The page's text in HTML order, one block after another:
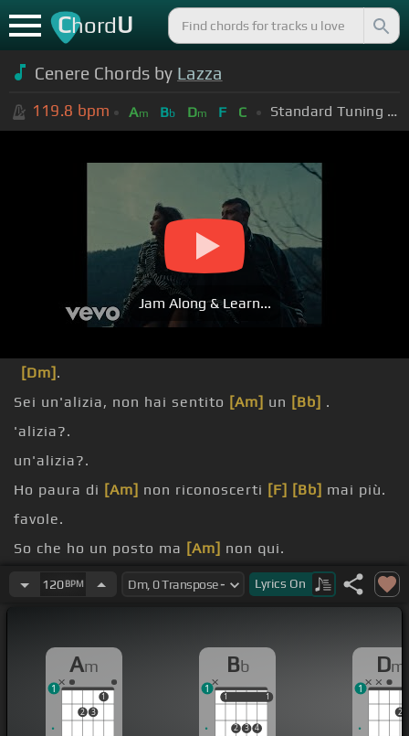
ChordU
Cenere Chords by Lazza
119.8 bpm Am Bb Dm F C Standard Tuning (EADGBE)
Jam Along & Learn...
[Dm] .
Sei un'alizia, non hai sentito [Am] un [Bb] .
'alizia?.
un'alizia?.
Ho paura di [Am] non riconoscerti [F] [Bb] mai più.
favole.
So che ho un posto ma [Am] non qui.
loop.120BPM Lyrics On
Am
2 3
1
1
Bb
1
2 3 4
1
1 1
1
Dm
2
1